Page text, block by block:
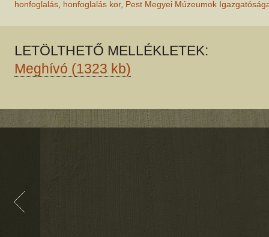
honfoglalás, honfoglalás kor, Pest Megyei Múzeumok
LETÖLTHETŐ MELLÉKLETEK:
Meghívó (1323 kb)